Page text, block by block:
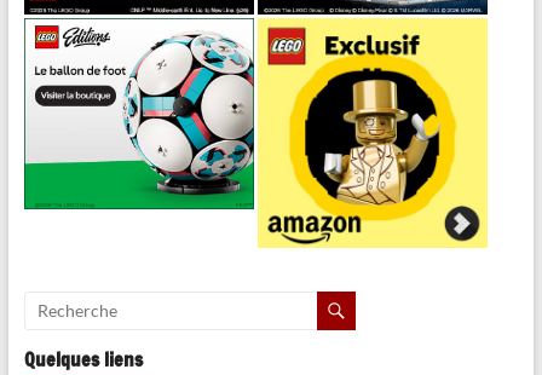
Quelques liens